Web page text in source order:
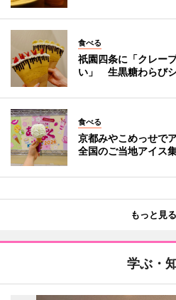
食べる
祇園四条に「クレー
い」 生黒糖わらび
食べる
京都みやこめっせで
全国のご当地アイス
もっと見る
学ぶ・